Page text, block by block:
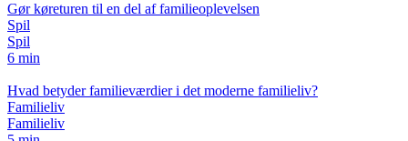
Gør køreturen til en del af familieoplevelsen
Spil
Spil
6 min
Hvad betyder familieværdier i det moderne familieliv?
Familieliv
Familieliv